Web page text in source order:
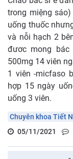
trong miệng
uống thuốc
và nỗi hạch 2
đươc mong
500mg 14 viên
1 viên -micfaso
hợp 15 ngày
uống 3 viên.
Chuyên khoa Tiết
05/11/2021